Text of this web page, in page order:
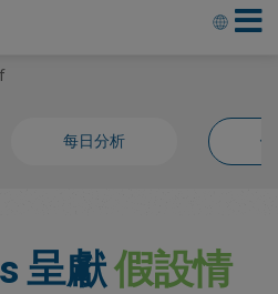
每日分析
呈獻假設情